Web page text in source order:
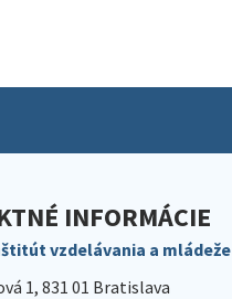
INFORMÁCIE
vzdelávania a mládeže
1, 831 01 Bratislava